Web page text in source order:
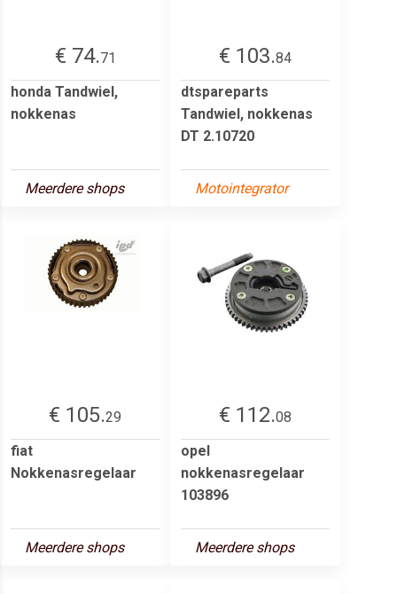
€ 74.71
honda Tandwiel,
nokkenas
Meerdere shops
€ 103.84
dtspareparts
Tandwiel, nokkenas
DT 2.10720
Motointegrator
€ 105.29
fiat
Nokkenasregelaar
Meerdere shops
€ 112.08
opel
nokkenasregelaar
103896
Meerdere shops